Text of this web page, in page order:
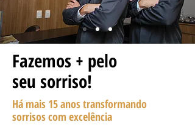
Fazemos + pelo
seu sorriso!
Há mais 15 anos transformando
sorrisos com excelência